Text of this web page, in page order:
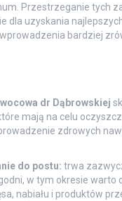
Przestrzeganie tych
dla uzyskania
bardziej
dr Dąbrowskiej
mają na celu
zdrowych
do postu: trwa
w tym okresie warto
nabiału i produktów